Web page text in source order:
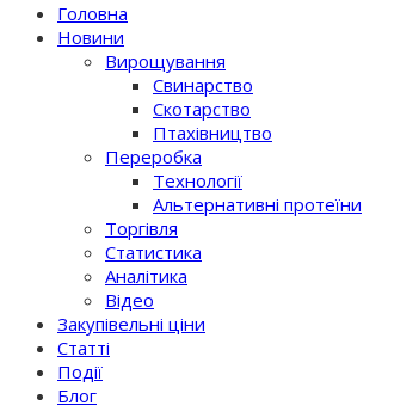
Головна
Новини
Вирощування
Свинарство
Скотарство
Птахівництво
Переробка
Технології
Альтернативні протеїни
Торгівля
Статистика
Аналітика
Відео
Закупівельні ціни
Статті
Події
Блог